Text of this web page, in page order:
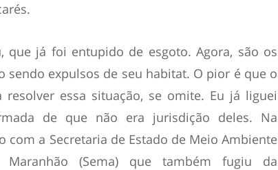
que já foi entupido de esgoto. Agora, são os
sendo expulsos de seu habitat. O pior é que o
essa situação, se omite. Eu já liguei
de que não era jurisdição deles. Na
com a Secretaria de Estado de Meio Ambiente
(Sema) que também fugiu da